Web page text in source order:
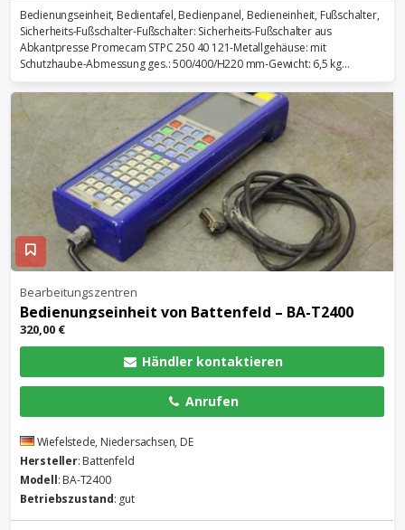
Bedienungseinheit, Bedientafel, Bedienpanel, Bedieneinheit, Fußschalter,
Sicherheits-Fußschalter-Fußschalter: Sicherheits-Fußschalter aus
Abkantpresse Promecam STPC 250 40 121-Metallgehäuse: mit
Schutzhaube-Abmessung ges.: 500/400/H220 mm-Gewicht: 6,5 kg...
Bearbeitungszentren
Bedienungseinheit von Battenfeld – BA-T2400
320,00 €
Händler kontaktieren
Anrufen
Wiefelstede, Niedersachsen, DE
Hersteller: Battenfeld
Modell: BA-T2400
Betriebszustand: gut